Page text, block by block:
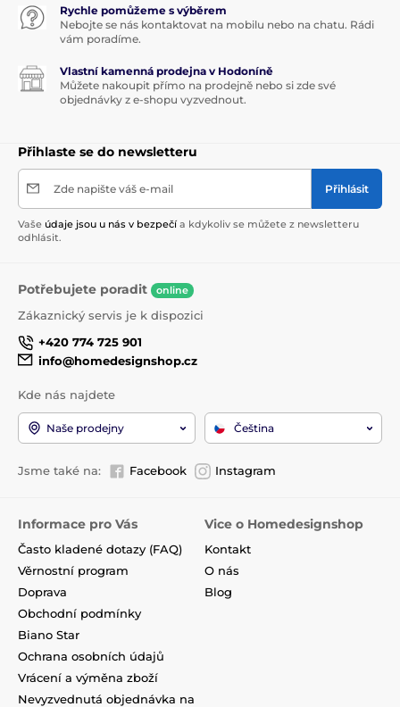
Rychle pomůžeme s výběrem
Nebojte se nás kontaktovat na mobilu nebo na chatu. Rádi
vám poradíme.
Vlastní kamenná prodejna v Hodoníně
Můžete nakoupit přímo na prodejně nebo si zde své
objednávky z e-shopu vyzvednout.
Přihlaste se do newsletteru
Zde napište váš e-mail Přihlásit
Vaše údaje jsou u nás v bezpečí a kdykoliv se můžete z newsletteru
odhlásit.
Potřebujete poradit online
Zákaznický servis je k dispozici
+420 774 725 901
info@homedesignshop.cz
Kde nás najdete
Naše prodejny Čeština
Jsme také na: Facebook Instagram
Informace pro Vás
Často kladené dotazy (FAQ)
Věrnostní program
Doprava
Obchodní podmínky
Biano Star
Ochrana osobních údajů
Vrácení a výměna zboží
Nevyzvednutá objednávka na
Vice o Homedesignshop
Kontakt
O nás
Blog